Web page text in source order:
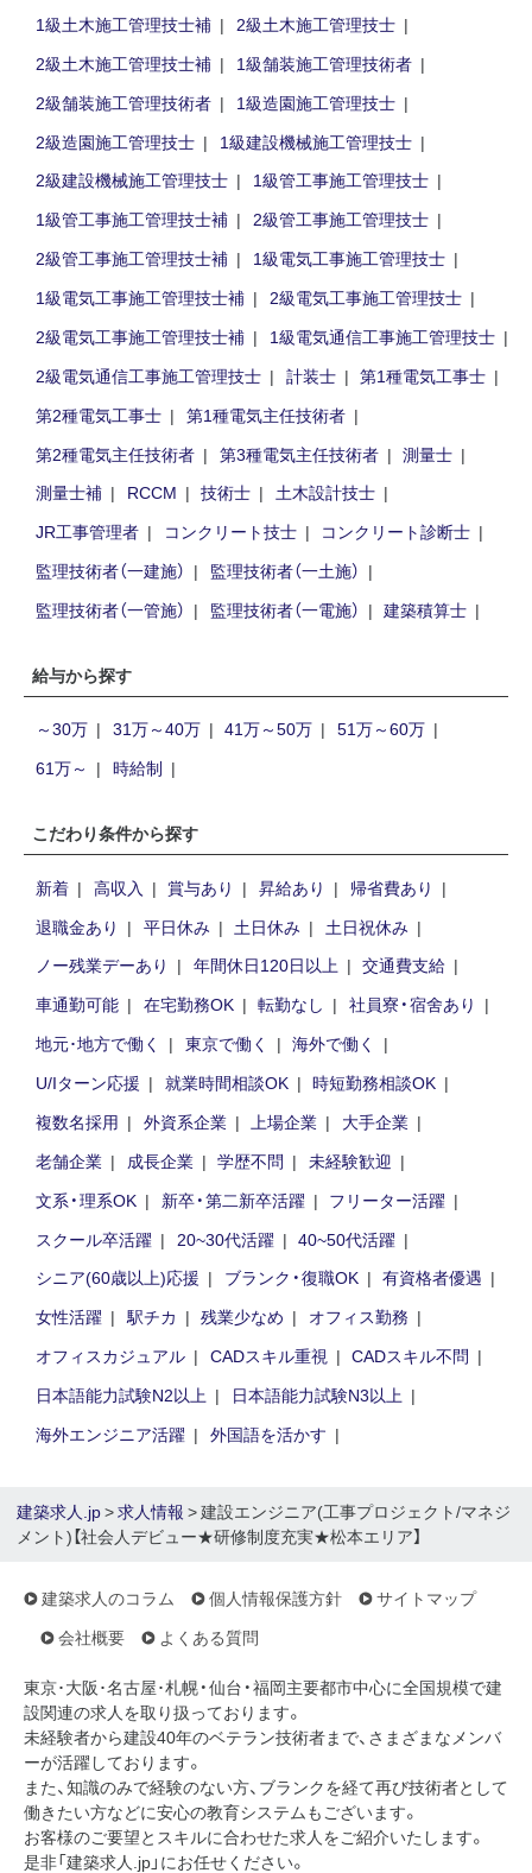
1級土木施工管理技士補
2級土木施工管理技士
2級土木施工管理技士補
1級舗装施工管理技術者
2級舗装施工管理技術者
1級造園施工管理技士
2級造園施工管理技士
1級建設機械施工管理技士
2級建設機械施工管理技士
1級管工事施工管理技士
1級管工事施工管理技士補
2級管工事施工管理技士
2級管工事施工管理技士補
1級電気工事施工管理技士
1級電気工事施工管理技士補
2級電気工事施工管理技士
2級電気工事施工管理技士補
1級電気通信工事施工管理技士
2級電気通信工事施工管理技士
計装士
第1種電気工事士
第2種電気工事士
第1種電気主任技術者
第2種電気主任技術者
第3種電気主任技術者
測量士
測量士補
RCCM 技術士
土木設計技士
JR工事管理者
コンクリート技士
コンクリート診断士
監理技術者（一建施）
監理技術者（一土施）
監理技術者（一管施）
監理技術者（一電施） 建築積算士
給与から探す
～30万 31万～40万 41万～50万
51万～60万
61万～
時給制
こだわり条件から探す
新着 高収入 賞与あり 昇給あり
帰省費あり
退職金あり
平日休み 土日休み
土日祝休み
ノー残業デーあり
年間休日120日以上
交通費支給
車通勤可能
在宅勤務OK 転勤なし
社員寮・宿舍あり
地元･地方で働く
東京で働く
海外で働く
U/Iターン応援
就業時間相談OK
時短勤務相談OK
複数名採用
外資系企業 上場企業
大手企業
老舗企業
成長企業 学歴不問
未経験歓迎
文系・理系OK
新卒・第二新卒活躍
フリーター活躍
スクール卒活躍
20~30代活躍
40~50代活躍
シニア(60歳以上)応援
ブランク・復職OK
有資格者優遇
女性活躍
駅チカ 残業少なめ
オフィス勤務
オフィスカジュアル
CADスキル重視
CADスキル不問
日本語能力試験N2以上
日本語能力試験N3以上
海外エンジニア活躍
外国語を活かす
建築求人.jp>求人情報 > 建設エンジニア(工事プロジェクト/マネジ
メント)【社会人デビュー★研修制度充実★松本エリア】
建築求人のコラム 個人情報保護方針
サイトマップ
会社概要
よくある質問
東京･大阪･名古屋･札幌・仙台・福岡主要都市中心に全国規模で建
設関連の求人を取り扱っております。
未経験者から建設40年のベテラン技術者まで、さまざまなメンバ
ーが活躍しております。
また、知識のみで経験のない方、ブランクを経て再び技術者として
働きたい方などに安心の教育システムもございます。
お客様のご要望とスキルに合わせた求人をご紹介いたします。
是非「建築求人.jp」にお任せください。